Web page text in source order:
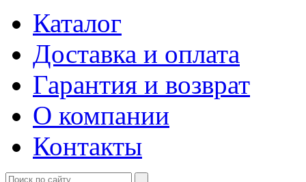
Каталог
Доставка и оплата
Гарантия и возврат
О компании
Контакты